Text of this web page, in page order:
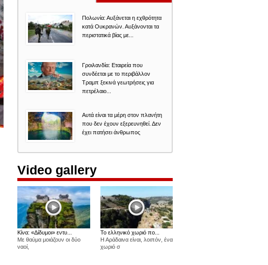
Πολωνία: Αυξάνεται η εχθρότητα
κατά Ουκρανών. Αυξάνονται τα
περιστατικά βίας με...
Γροιλανδία: Εταιρεία που
συνδέεται με το περιβάλλον
Τραμπ ξεκινά γεωτρήσεις για
πετρέλαιο...
Αυτά είναι τα μέρη στον πλανήτη
που δεν έχουν εξερευνηθεί. Δεν
έχει πατήσει άνθρωπος
Video gallery
Κίνα: «Δίδυμοι» εντυ...
Με θαύμα μοιάζουν οι δύο
ναοί,
Το ελληνικό χωριό πο...
Η Αράδαινα είναι, λοιπόν, ένα
χωριό σ